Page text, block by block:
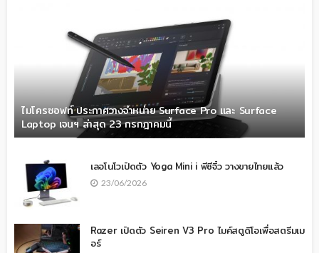
ไมโครซอฟท์ ประกาศวางจำหน่าย Surface Pro และ Surface
Laptop เจนฯ ล่าสุด 23 กรกฎาคมนี้
เลอโนโวเปิดตัว Yoga Mini i พีซีจิ๋ว วางขายไทยแล้ว
23/06/2026
Razer เปิดตัว Seiren V3 Pro ไมค์สตูดิโอเพื่อสตรีมเม
อร์